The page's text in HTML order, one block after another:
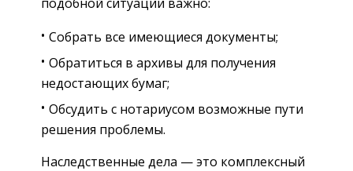
Собрать все имеющиеся документы;
Обратиться в архивы для получения
недостающих бумаг;
Обсудить с нотариусом возможные пути
решения проблемы.
Наследственные дела — это комплексный